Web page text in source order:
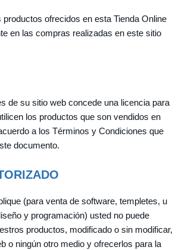
productos ofrecidos en esta Tienda Online
en las compras realizadas en este sitio
de su sitio web concede una licencia para
los productos que son vendidos en
a los Términos y Condiciones que
documento.
(para venta de software, templetes, u
y programación) usted no puede
productos, modificado o sin modificar,
o ningún otro medio y ofrecerlos para la